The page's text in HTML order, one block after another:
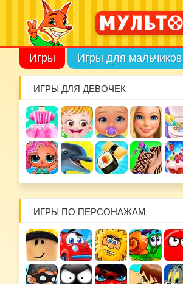
Игры Игры для мальчиков
ИГРЫ ДЛЯ ДЕВОЧЕК
ИГРЫ ПО ПЕРСОНАЖАМ